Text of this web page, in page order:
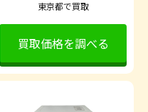
東京都で買取
買取価格を調べる